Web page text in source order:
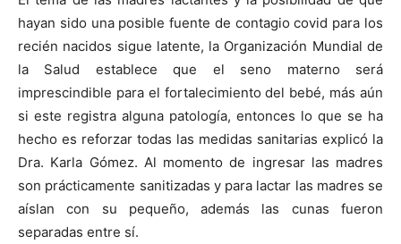
hayan sido una posible fuente de contagio covid para los
recién nacidos sigue latente, la Organización Mundial de
la Salud establece que el seno materno será
imprescindible para el fortalecimiento del bebé, más aún
si este registra alguna patología, entonces lo que se ha
hecho es reforzar todas las medidas sanitarias explicó la
Dra. Karla Gómez. Al momento de ingresar las madres
son prácticamente sanitizadas y para lactar las madres se
aíslan con su pequeño, además las cunas fueron
separadas entre sí.